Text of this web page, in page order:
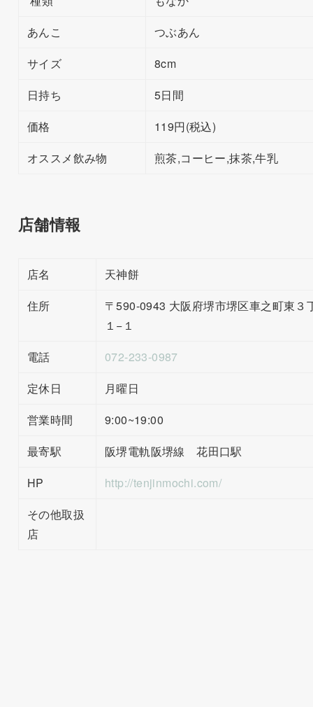
あんこ
つぶあん
サイズ
8cm
日持ち
5日間
価格
119円(税込)
オススメ飲み物
煎茶,コーヒー,抹茶,牛乳
店舗情報
店名
天神餅
住所
〒590-0943 大阪府堺市堺区車之町東３
１−１
電話
072-233-0987
定休日
月曜日
営業時間
9:00~19:00
最寄駅
阪堺電軌阪堺線 花田口駅
HP
http://tenjinmochi.com/
その他取扱
店